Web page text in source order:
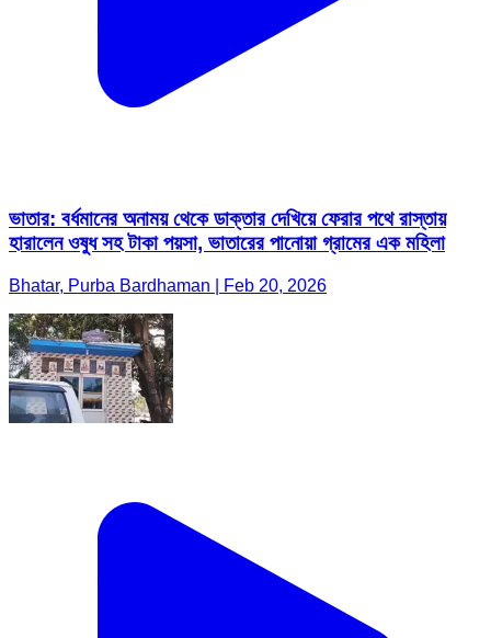
ভাতার: বর্ধমানের অনাময় থেকে ডাক্তার দেখিয়ে ফেরার পথে রাস্তায়
হারালেন ওষুধ সহ টাকা পয়সা, ভাতারের পানোয়া গ্রামের এক মহিলা
Bhatar, Purba Bardhaman | Feb 20, 2026